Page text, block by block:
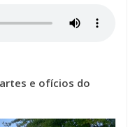
e ofícios do